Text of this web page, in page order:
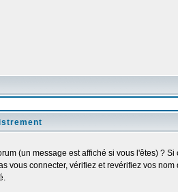
(un message est affiché si vous l'êtes) ?
connecter, vérifiez et revérifiez vos